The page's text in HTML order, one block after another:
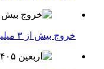
خروج بیش از ۳ میلیون و ۳۵۲ هزار زائر از مرزهای کشور